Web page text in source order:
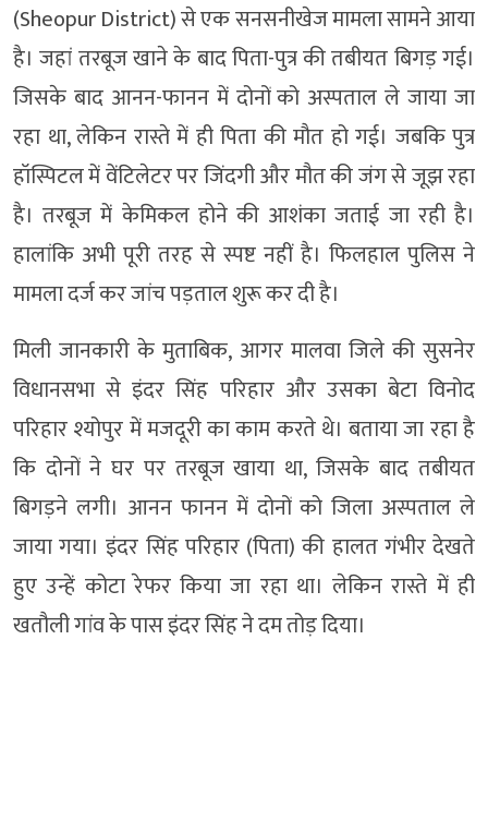
(Sheopur District) से एक सनसनीखेज मामला सामने आया
है। जहां तरबूज खाने के बाद पिता-पुत्र की तबीयत बिगड़ गई।
जिसके बाद आनन-फानन में दोनों को अस्पताल ले जाया जा
रहा था, लेकिन रास्ते में ही पिता की मौत हो गई। जबकि पुत्र
हॉस्पिटल में वेंटिलेटर पर जिंदगी और मौत की जंग से जूझ रहा
है। तरबूज में केमिकल होने की आशंका जताई जा रही है।
हालांकि अभी पूरी तरह से स्पष्ट नहीं है। फिलहाल पुलिस ने
मामला दर्ज कर जांच पड़ताल शुरू कर दी है।
मिली जानकारी के मुताबिक, आगर मालवा जिले की सुसनेर
विधानसभा से इंदर सिंह परिहार और उसका बेटा विनोद
परिहार श्योपुर में मजदूरी का काम करते थे। बताया जा रहा है
कि दोनों ने घर पर तरबूज खाया था, जिसके बाद तबीयत
बिगड़ने लगी। आनन फानन में दोनों को जिला अस्पताल ले
जाया गया। इंदर सिंह परिहार (पिता) की हालत गंभीर देखते
हुए उन्हें कोटा रेफर किया जा रहा था। लेकिन रास्ते में ही
खतौली गांव के पास इंदर सिंह ने दम तोड़ दिया।